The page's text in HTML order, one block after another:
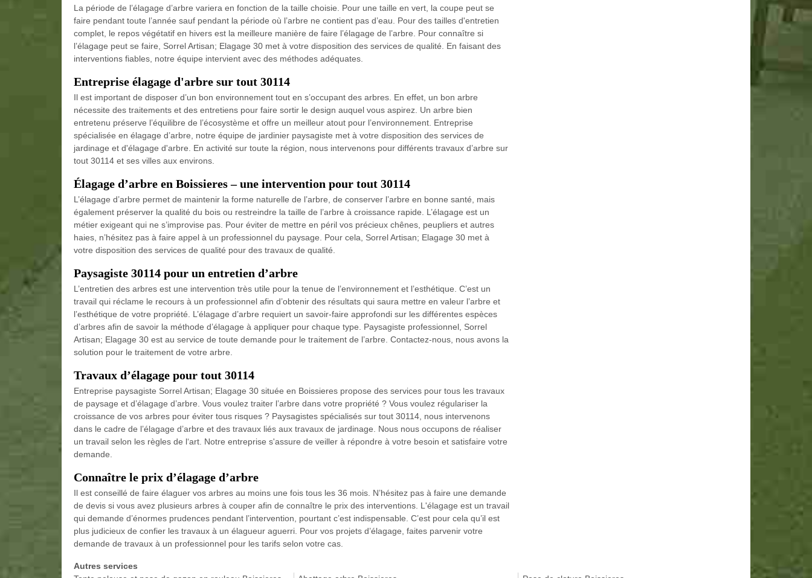
La période de l’élagage d’arbre variera en fonction de la taille choisie. Pour une taille en vert, la coupe peut se
faire pendant toute l’année sauf pendant la période où l’arbre ne contient pas d’eau. Pour des tailles d'entretien
complet, le repos végétatif en hivers est la meilleure manière de faire l’élagage de l’arbre. Pour connaître si
l’élagage peut se faire, Sorrel Artisan; Elagage 30 met à votre disposition des services de qualité. En faisant des
interventions fiables, notre équipe intervient avec des méthodes adéquates.
Entreprise élagage d'arbre sur tout 30114
Il est important de disposer d’un bon environnement tout en s’occupant des arbres. En effet, un bon arbre
nécessite des traitements et des entretiens pour faire sortir le design auquel vous aspirez. Un arbre bien
entretenu préserve l’équilibre de l’écosystème et offre un meilleur atout pour l’environnement. Entreprise
spécialisée en élagage d’arbre, notre équipe de jardinier paysagiste met à votre disposition des services de
jardinage et d'élagage d'arbre. En activité sur toute la région, nous intervenons pour différents travaux d’arbre sur
tout 30114 et ses villes aux environs.
Élagage d’arbre en Boissieres – une intervention pour tout 30114
L’élagage d’arbre permet de maintenir la forme naturelle de l’arbre, de conserver l’arbre en bonne santé, mais
également préserver la qualité du bois ou restreindre la taille de l’arbre à croissance rapide. L’élagage est un
métier exigeant qui ne s’improvise pas. Pour éviter de mettre en péril vos précieux chênes, peupliers et autres
haies, n’hésitez pas à faire appel à un professionnel du paysage. Pour cela, Sorrel Artisan; Elagage 30 met à
votre disposition des services de qualité pour des travaux de qualité.
Paysagiste 30114 pour un entretien d’arbre
L’entretien des arbres est une intervention très utile pour la tenue de l’environnement et l’esthétique. C’est un
travail qui réclame le recours à un professionnel afin d’obtenir des résultats qui saura mettre en valeur l’arbre et
l’esthétique de votre propriété. L’élagage d’arbre requiert un savoir-faire approfondi sur les différentes espèces
d’arbres afin de savoir la méthode d’élagage à appliquer pour chaque type. Paysagiste professionnel, Sorrel
Artisan; Elagage 30 est au service de toute demande pour le traitement de l’arbre. Contactez-nous, nous avons la
solution pour le traitement de votre arbre.
Travaux d’élagage pour tout 30114
Entreprise paysagiste Sorrel Artisan; Elagage 30 située en Boissieres propose des services pour tous les travaux
de paysage et d’élagage d’arbre. Vous voulez traiter l’arbre dans votre propriété ? Vous voulez régulariser la
croissance de vos arbres pour éviter tous risques ? Paysagistes spécialisés sur tout 30114, nous intervenons
dans le cadre de l’élagage d’arbre et des travaux liés aux travaux de jardinage. Nous nous occupons de réaliser
un travail selon les règles de l‘art. Notre entreprise s'assure de veiller à répondre à votre besoin et satisfaire votre
demande.
Connaître le prix d’élagage d’arbre
Il est conseillé de faire élaguer vos arbres au moins une fois tous les 36 mois. N’hésitez pas à faire une demande
de devis si vous avez plusieurs arbres à couper afin de connaître le prix des interventions. L'élagage est un travail
qui demande d’énormes prudences pendant l’intervention, pourtant c’est indispensable. C’est pour cela qu’il est
plus judicieux de confier les travaux à un élagueur aguerri. Pour vos projets d’élagage, faites parvenir votre
demande de travaux à un professionnel pour les tarifs selon votre cas.
Autres services